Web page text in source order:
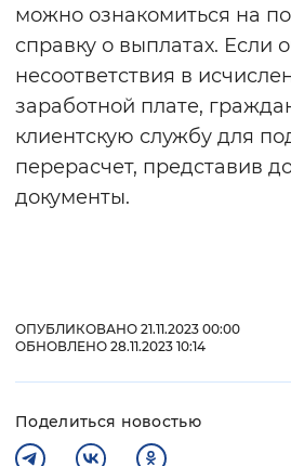
можно ознакомиться на
справку о выплатах. Если
несоответствия в
заработной плате,
клиентскую службу для
перерасчет, представив
документы.
ОПУБЛИКОВАНО 21.11.2023 00:00
ОБНОВЛЕНО 28.11.2023 10:14
Поделиться новостью